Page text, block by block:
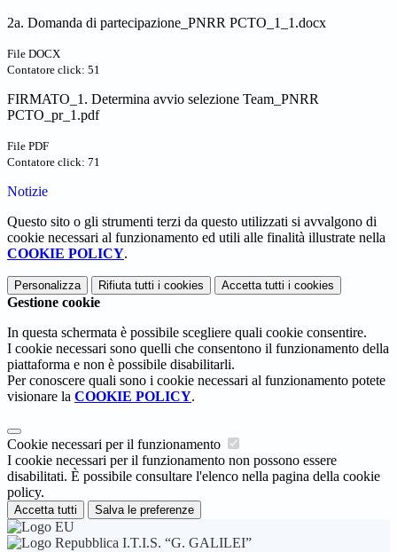
2a. Domanda di partecipazione_PNRR PCTO_1_1.docx
File DOCX
Contatore click: 51
FIRMATO_1. Determina avvio selezione Team_PNRR
PCTO_pr_1.pdf
File PDF
Contatore click: 71
Notizie
Questo sito o gli strumenti terzi da questo utilizzati si avvalgono di
cookie necessari al funzionamento ed utili alle finalità illustrate nella
COOKIE POLICY.
Personalizza Rifiuta tutti i cookies Accetta tutti i cookies
Gestione cookie
In questa schermata è possibile scegliere quali cookie consentire.
I cookie necessari sono quelli che consentono il funzionamento della
piattaforma e non è possibile disabilitarli.
Per conoscere quali sono i cookie necessari al funzionamento potete
visionare la COOKIE POLICY.
Cookie necessari per il funzionamento
I cookie necessari per il funzionamento non possono essere
disabilitati. È possibile consultare l'elenco nella pagina della cookie
policy.
Accetta tutti Salva le preferenze
I.T.I.S. “G. GALILEI”